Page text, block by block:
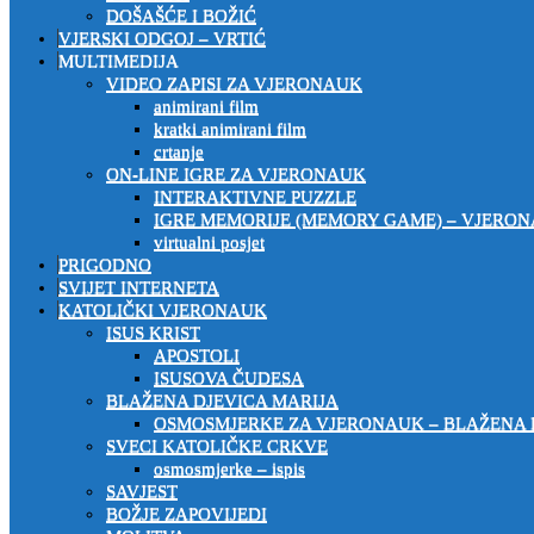
DOŠAŠĆE I BOŽIĆ
VJERSKI ODGOJ – VRTIĆ
MULTIMEDIJA
VIDEO ZAPISI ZA VJERONAUK
animirani film
kratki animirani film
crtanje
ON-LINE IGRE ZA VJERONAUK
INTERAKTIVNE PUZZLE
IGRE MEMORIJE (MEMORY GAME) –
virtualni posjet
PRIGODNO
SVIJET INTERNETA
KATOLIČKI VJERONAUK
ISUS KRIST
APOSTOLI
ISUSOVA ČUDESA
BLAŽENA DJEVICA MARIJA
OSMOSMJERKE ZA VJERONAUK – BLAŽENA
SVECI KATOLIČKE CRKVE
osmosmjerke – ispis
SAVJEST
BOŽJE ZAPOVIJEDI